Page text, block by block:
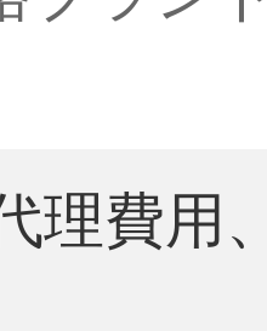
理費用